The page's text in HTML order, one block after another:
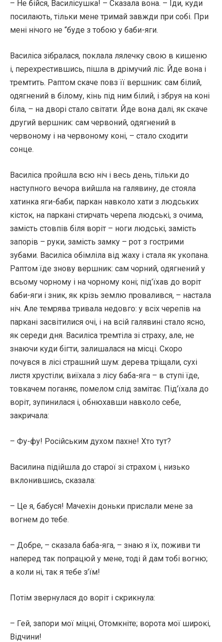
– Не бійся, Василісушка! – Сказала вона. – Іди, куди
посилають, тільки мене тримай завжди при собі. При
мені нічого не “буде з тобою у баби-яги.
Василіса зібралася, поклала лялечку свою в кишеню
і, перехрестившись, пішла в дрімучий ліс. Йде вона і
тремтить. Раптом скаче повз її вершник: сам білий,
одягнений в білому, кінь під ним білий, і збруя на коні
біла, – на дворі стало світати. Йде вона далі, як скаче
другий вершник: сам червоний, одягнений в
червоному і на червоному коні, – стало сходити
сонце.
Василіса пройшла всю ніч і весь день, тільки до
наступного вечора вийшла на галявину, де стояла
хатинка яги-баби; паркан навколо хати з людських
кісток, на паркані стирчать черепа людські, з очима,
замість стовпів біля воріт – ноги людські, замість
запорів – руки, замість замку – рот з гострими
зубами. Василіса обімліла від жаху і стала як укопана.
Раптом їде знову вершник: сам чорний, одягнений у
всьому чорному і на чорному коні; під’їхав до воріт
баби-яги і зник, як крізь землю провалився, – настала
ніч. Але темрява тривала недовго: у всіх черепів на
паркані засвітилися очі, і на всій галявині стало ясно,
як середи дня. Василіса тремтіла зі страху, але, не
знаючи куди бігти, залишалася на місці. Скоро
почувся в лісі страшний шум: дерева тріщали, сухі
листя хрустіли; виїхала з лісу баба-яга – в ступі їде,
товкачем поганяє, помелом слід замітає. Під’їхала до
воріт, зупинилася і, обнюхавши навколо себе,
закричала:
– Фу-фу! Російським духом пахне! Хто тут?
Василина підійшла до старої зі страхом і, низько
вклонившись, сказала:
– Це я, бабуся! Мачехін доньки прислали мене за
вогнем до тебе.
– Добре, – сказала баба-яга, – знаю я їх, поживи ти
наперед так попрацюй у мене, тоді й дам тобі вогню;
а коли ні, так я тебе з’їм!
Потім звернулася до воріт і скрикнула:
– Гей, запори мої міцні, Отомкніте; ворота мої широкі,
Відчини!